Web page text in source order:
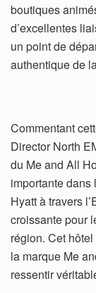
boutiques
d’excellentes
un point de
authentique de
Commentant
Director North
du Me and All
importante dans
Hyatt à travers
croissante pour
région. Cet
la marque Me
ressentir